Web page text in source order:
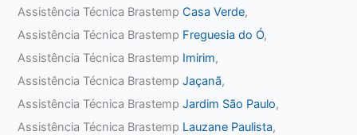
Assistência Técnica BrastempCasa Verde,
Assistência Técnica Brastemp Freguesia do Ó,
Assistência Técnica Brastemp Imirim,
Assistência Técnica BrastempJaçanã,
Assistência Técnica BrastempJardim São Paulo,
Assistência Técnica Brastemp Lauzane Paulista,